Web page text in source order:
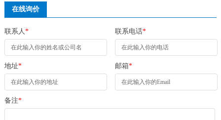
在线询价
联系人 * 联系电话*
地址* 邮箱*
备注*